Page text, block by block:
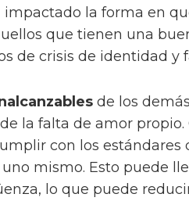
la forma en
que tienen una
de crisis de identidad y
de los
la falta de amor
con los estándares
mismo. Esto puede
lo que puede